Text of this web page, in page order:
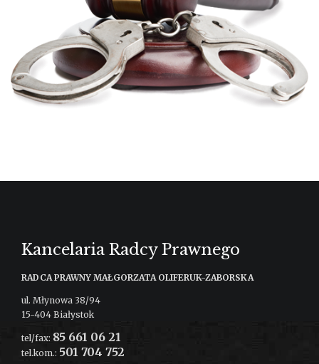
Kancelaria Radcy Prawnego
RADCA PRAWNY MAŁGORZATA OLIFERUK-ZABORSKA
ul. Młynowa 38/94
15-404 Białystok
tel/fax: 85 661 06 21
tel.kom.: 501 704 752